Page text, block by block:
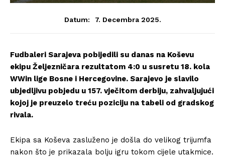
Datum: 7. Decembra 2025.
Fudbaleri Sarajeva pobijedili su danas na Koševu
ekipu Željezničara rezultatom 4:0 u susretu 18. kola
WWin lige Bosne i Hercegovine. Sarajevo je slavilo
ubjedljivu pobjedu u 157. vječitom derbiju, zahvaljujući
kojoj je preuzelo treću poziciju na tabeli od gradskog
rivala.
Ekipa sa Koševa zasluženo je došla do velikog trijumfa
nakon što je prikazala bolju igru tokom cijele utakmice.